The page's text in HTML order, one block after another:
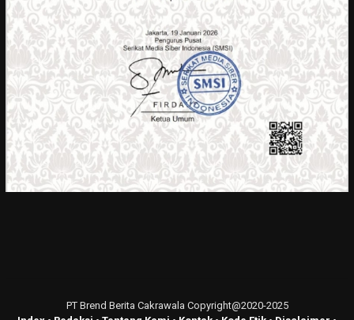
PT Brend Berita Cakrawala Copyright@2020-2025